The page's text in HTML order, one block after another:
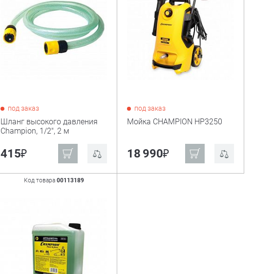
под заказ
Шланг высокого давления
Champion, 1/2", 2 м
415₽
под заказ
Мойка CHAMPION HP3250
18 990₽
Код товара 00113189